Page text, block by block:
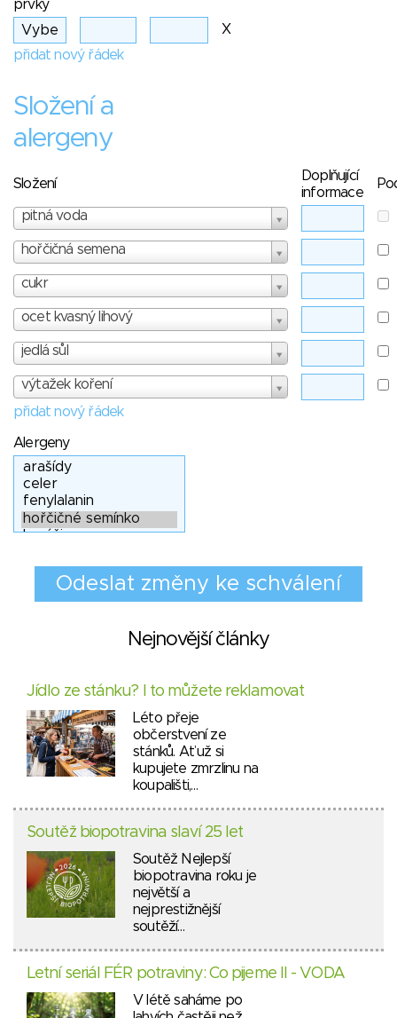
prvky
X
přidat nový řádek
Složení a
alergeny
Složení
Doplňující
informace
pitná voda
hořčičná semena
cukr
ocet kvasný lihový
jedlá sůl
výtažek koření
přidat nový řádek
Alergeny
Nejnovější články
Jídlo ze stánku? I to můžete reklamovat
Léto přeje
občerstvení ze
stánků. Ať už si
kupujete zmrzlinu na
koupališti,…
Soutěž biopotravina slaví 25 let
Soutěž Nejlepší
biopotravina roku je
největší a
nejprestižnější
soutěží…
Letní seriál FÉR potraviny: Co pijeme II - VODA
V létě saháme po